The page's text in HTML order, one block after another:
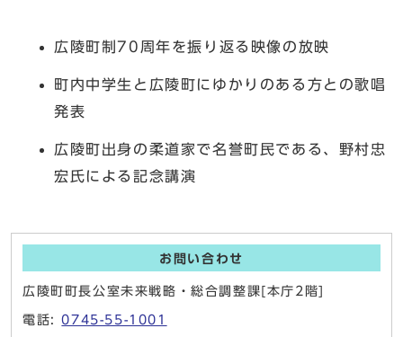
広陵町制70周年を振り返る映像の放映
町内中学生と広陵町にゆかりのある方との歌唱
発表
広陵町出身の柔道家で名誉町民である、野村忠
宏氏による記念講演
お問い合わせ
広陵町町長公室未来戦略・総合調整課[本庁2階]
電話:0745-55-1001